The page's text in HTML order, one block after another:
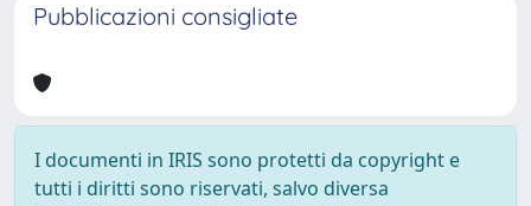
Pubblicazioni consigliate
I documenti in IRIS sono protetti da copyright e
tutti i diritti sono riservati, salvo diversa